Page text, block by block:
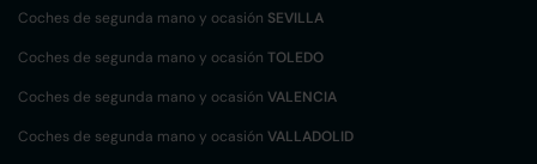
Coches de segunda mano y ocasión SEVILLA
Coches de segunda mano y ocasión TOLEDO
Coches de segunda mano y ocasión VALENCIA
Coches de segunda mano y ocasión VALLADOLID